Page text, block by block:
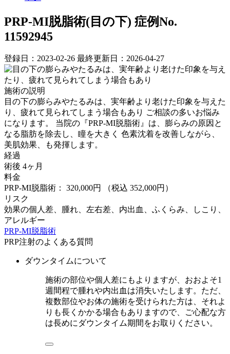
PRP-MI脱脂術(目の下) 症例No.
11592945
登録日：2023-02-26 最終更新日：2026-04-27
施術の説明
目の下の膨らみやたるみは、実年齢より老けた印象を与えた
り、疲れて見られてしまう場合もあり ご相談の多いお悩み
になります。 当院の『PRP-MI脱脂術』は、膨らみの原因と
なる脂肪を除去し、瞳を大きく 色素沈着を改善しながら、
美肌効果、も発揮します。
経過
術後 4ヶ月
料金
PRP-MI脱脂術： 320,000円
（税込 352,000円）
リスク
効果の個人差、腫れ、左右差、内出血、ふくらみ、しこり、
アレルギー
PRP-MI脱脂術
PRP注射のよくある質問
ダウンタイムについて
施術の部位や個人差にもよりますが、おおよそ1
週間程で腫れや内出血は消失いたします。ただ、
複数部位やお体の施術を受けられた方は、それよ
りも長くかかる場合もありますので、ご心配な方
は長めにダウンタイム期間をお取りください。